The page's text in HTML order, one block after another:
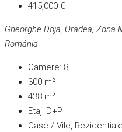
415,000 €
Gheorghe Doja, Oradea, Zona
România
Camere: 8
300 m²
438 m²
Etaj: D+P
Case / Vile, Rezidențiale